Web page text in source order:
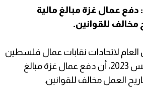
دفع عمال غزة مبالغ مالية
للقوانين.
لاتحادات نقابات عمال فلسطين
اليوم الثلاثاء 15 أغسطس 2023، أن دفع عمال غزة مبالغ
العمل مخالف للقوانين.